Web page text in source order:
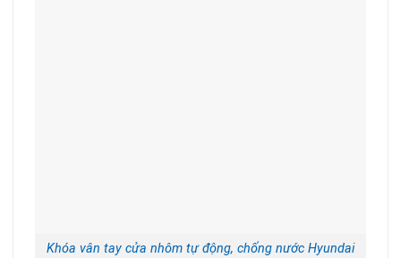
Khóa vân tay cửa nhôm tự động, chống nước Hyundai